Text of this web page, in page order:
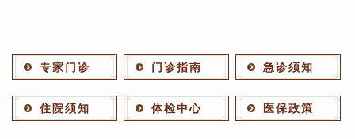
专家门诊 门诊指南 急诊须知
住院须知 体检中心 医保政策